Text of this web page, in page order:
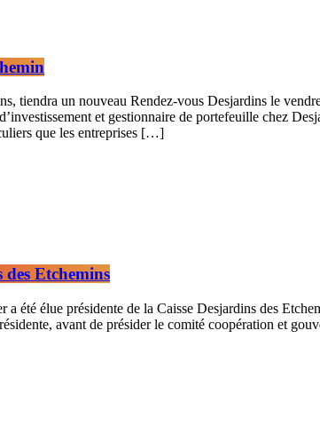
tiendra un nouveau Rendez-vous Desjardins le
et gestionnaire de portefeuille chez
que les entreprises […]
Etchemins
été élue présidente de la Caisse Desjardins des
avant de présider le comité coopération et